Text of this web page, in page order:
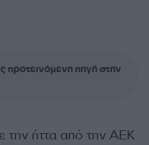
πηγή στην
την ήττα από την ΑΕΚ